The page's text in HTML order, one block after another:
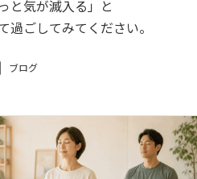
と気が滅入る」と
過ごしてみてください。
ブログ